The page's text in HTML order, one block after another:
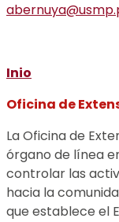
Inio
Oficina de
La Oficina de
órgano de línea
controlar las
hacia la
que establece el